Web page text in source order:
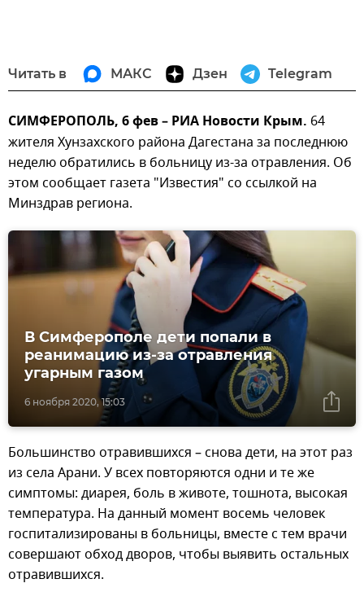
Читать в МАКС Дзен Telegram
СИМФЕРОПОЛЬ, 6 фев – РИА Новости Крым. 64
жителя Хунзахского района Дагестана за последнюю
неделю обратились в больницу из-за отравления. Об
этом сообщает газета "Известия" со ссылкой на
Минздрав региона.
6 ноября 2020, 15:03
В Симферополе дети попали в
реанимацию из-за отравления
угарным газом
Большинство отравившихся – снова дети, на этот раз
из села Арани. У всех повторяются одни и те же
симптомы: диарея, боль в животе, тошнота, высокая
температура. На данный момент восемь человек
госпитализированы в больницы, вместе с тем врачи
совершают обход дворов, чтобы выявить остальных
отравившихся.